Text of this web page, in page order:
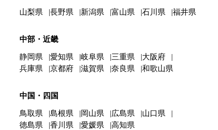
山梨県 長野県 新潟県 富山県 石川県 福井県
中部・近畿
静岡県 愛知県 岐阜県 三重県
大阪府
兵庫県
京都府 滋賀県 奈良県 和歌山県
中国・四国
鳥取県 島根県 岡山県 広島県
山口県
徳島県
香川県 愛媛県 高知県